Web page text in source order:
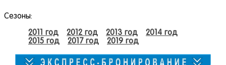
Сезоны:
2011 год 2012 год 2013 год
2014 год
2015 год
2017 год 2019 год